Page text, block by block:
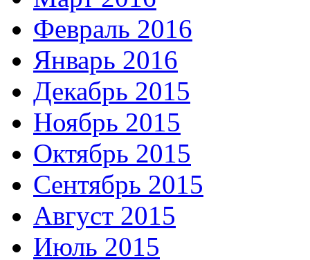
Февраль 2016
Январь 2016
Декабрь 2015
Ноябрь 2015
Октябрь 2015
Сентябрь 2015
Август 2015
Июль 2015